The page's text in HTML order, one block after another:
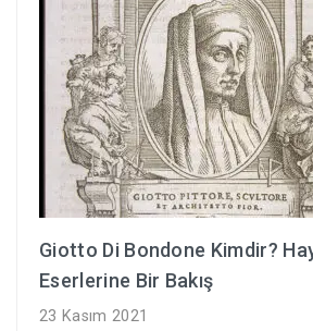
Giotto Di Bondone Kimdir?
Eserlerine Bir Bakış
23 Kasım 2021